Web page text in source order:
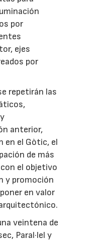
por
ejes
por
repetirán las
anterior,
en el Gòtic, el
de más
el objetivo
y promoción
en valor
veintena de
Paral·lel y